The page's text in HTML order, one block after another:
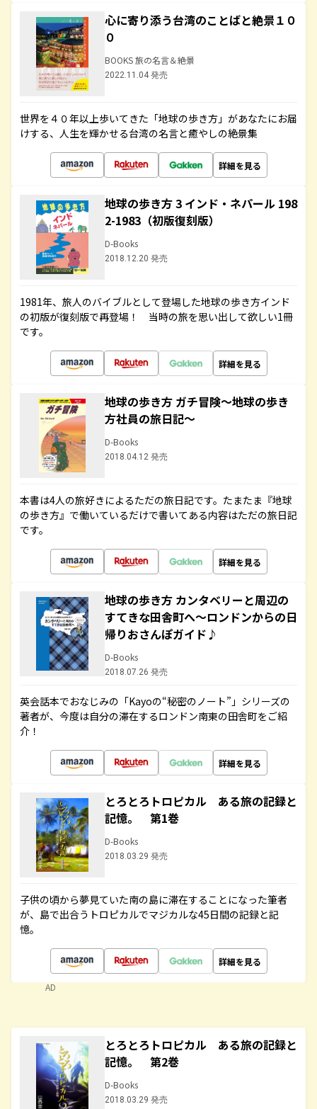
心に寄り添う台湾のことばと絶景１０
０
BOOKS 旅の名言＆絶景
2022.11.04 発売
世界を４０年以上歩いてきた「地球の歩き方」があなたにお届
けする、人生を輝かせる台湾の名言と癒やしの絶景集
詳細を見る
地球の歩き方 3 インド・ネパール 198
2-1983（初版復刻版）
D-Books
2018.12.20 発売
1981年、旅人のバイブルとして登場した地球の歩き方インド
の初版が復刻版で再登場！ 当時の旅を思い出して欲しい1冊
です。
詳細を見る
地球の歩き方 ガチ冒険～地球の歩き
方社員の旅日記～
D-Books
2018.04.12 発売
本書は4人の旅好きによるただの旅日記です。たまたま『地球
の歩き方』で働いているだけで書いてある内容はただの旅日記
です。
詳細を見る
地球の歩き方 カンタベリーと周辺の
すてきな田舎町へ～ロンドンからの日
帰りおさんぽガイド♪
D-Books
2018.07.26 発売
英会話本でおなじみの「Kayoの“秘密のノート”」シリーズの
著者が、今度は自分の滞在するロンドン南東の田舎町をご紹
介！
詳細を見る
とろとろトロピカル ある旅の記録と
記憶。 第1巻
D-Books
2018.03.29 発売
子供の頃から夢見ていた南の島に滞在することになった筆者
が、島で出合うトロピカルでマジカルな45日間の記録と記
憶。
詳細を見る
AD
とろとろトロピカル ある旅の記録と
記憶。 第2巻
D-Books
2018.03.29 発売